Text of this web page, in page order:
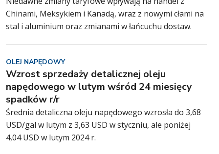
Chinami, Meksykiem i Kanadą, wraz z nowymi cłami na
stal i aluminium oraz zmianami w łańcuchu dostaw.
OLEJ NAPĘDOWY
Wzrost sprzedaży detalicznej oleju
napędowego w lutym wśród 24 miesięcy
spadków r/r
Średnia detaliczna oleju napędowego wzrosła do 3,68
USD/gal w lutym z 3,63 USD w styczniu, ale poniżej
4,04 USD w lutym 2024 r.